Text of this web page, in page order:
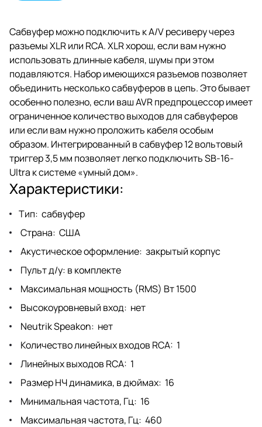
Встроенный усилитель класса D
обеспечивает 1500 Вт RMS
непрерывной мощности (при
пиковой мощности 5000 Вт).
Сабвуфер можно подключить к A/V ресиверу через
разъемы XLR или RCA. XLR хорош, если вам нужно
использовать длинные кабеля, шумы при этом
подавляются. Набор имеющихся разъемов позволяет
объединить несколько сабвуферов в цепь. Это бывает
особенно полезно, если ваш AVR предпроцессор имеет
ограниченное количество выходов для сабвуферов
или если вам нужно проложить кабеля особым
образом. Интегрированный в сабвуфер 12 вольтовый
триггер 3,5 мм позволяет легко подключить SB-16-
Ultra к системе «умный дом».
Характеристики:
Тип: сабвуфер
Страна: США
Акустическое оформление: закрытый корпус
Пульт д/у: в комплекте
Максимальная мощность (RMS) Вт 1500
Высокоуровневый вход: нет
Neutrik Speakon: нет
Количество линейных входов RCA: 1
Линейных выходов RCA: 1
Размер НЧ динамика, в дюймах: 16
Минимальная частота, Гц: 16
Максимальная частота, Гц: 460